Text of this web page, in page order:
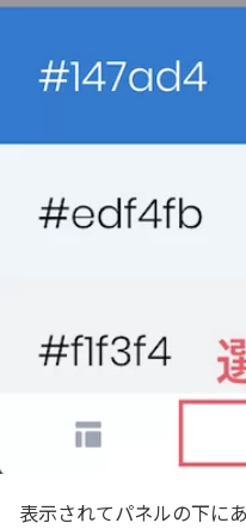
表示されてパネルの下に